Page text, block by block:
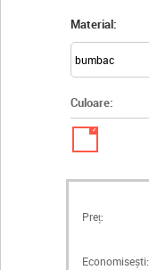
Material:
Culoare:
✓
Preț:
Economisești: